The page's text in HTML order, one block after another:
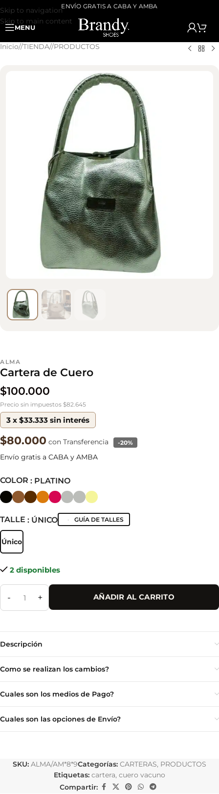
Skip to navigation
Skip to main content
ENVÍO GRATIS A CABA Y AMBA
MENU
Inicio/ TIENDA/ PRODUCTOS
ALMA
Cartera de Cuero
$100.000
COLOR : PLATINO
TALLE : ÚNICO GUÍA DE TALLES
Único
Único
2 disponibles
- + AÑADIR AL CARRITO
Precio sin impuestos $82.645
3 x $33.333 sin interés
$80.000 con Transferencia -20%
Envío gratis a CABA y AMBA
Descripción
Como se realizan los cambios?
Cuales son los medios de Pago?
Cuales son las opciones de Envío?
SKU: ALMA/AM*8*9Categorías: CARTERAS, PRODUCTOS
Etiquetas: cartera, cuero vacuno
Compartir: